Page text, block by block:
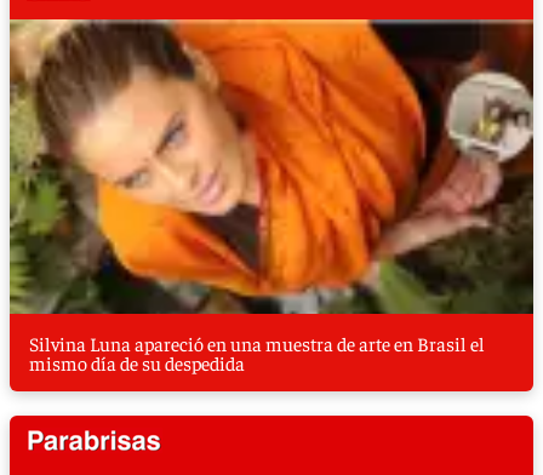
Silvina Luna apareció en una muestra de arte en Brasil el
mismo día de su despedida